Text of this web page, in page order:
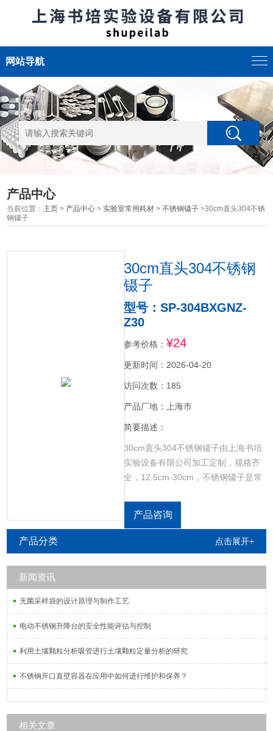
网站导航
产品中心
当前位置： 主页 > 产品中心 >实验室常用耗材 >不锈钢镊子 >30cm直头304不锈
钢镊子
30cm直头304不锈钢
镊子
型号：SP-304BXGNZ-
Z30
参考价格： ¥24
更新时间：2026-04-20
访问次数：185
产品厂地：上海市
简要描述：
30cm直头304不锈钢镊子由上海书培
实验设备有限公司加工定制，规格齐
全，12.5cm-30cm，不锈钢镊子是常
多*的产品特性，所以在行业中被广泛
产品咨询
产品分类 点击展开+
新闻资讯
无菌采样袋的设计原理与制作工艺
电动不锈钢升降台的安全性能评估与控制
利用土壤颗粒分析吸管进行土壤颗粒定量分析的研究
不锈钢开口直壁容器在应用中如何进行维护和保养？
相关文章